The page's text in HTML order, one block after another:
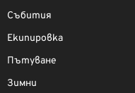
Събития
Екипировка
Пътуване
Зимни